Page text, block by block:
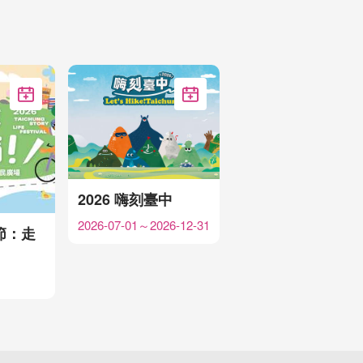
：走
加入Google行事曆
2026 嗨刻臺中
2026-07-01～2026-12-31
加入Google行事曆